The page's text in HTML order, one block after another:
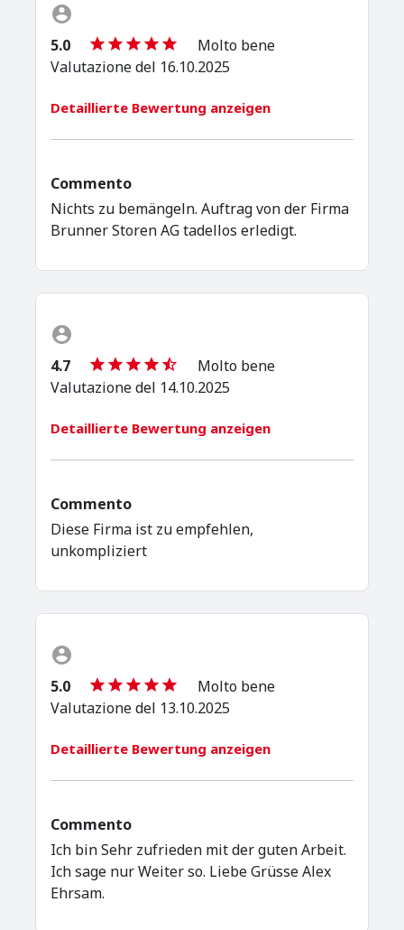
5.0
Molto bene
Valutazione del 16.10.2025
Detaillierte Bewertung anzeigen
Commento
Nichts zu bemängeln. Auftrag von der Firma
Brunner Storen AG tadellos erledigt.
4.7
Molto bene
Valutazione del 14.10.2025
Detaillierte Bewertung anzeigen
Commento
Diese Firma ist zu empfehlen,
unkompliziert
5.0
Molto bene
Valutazione del 13.10.2025
Detaillierte Bewertung anzeigen
Commento
Ich bin Sehr zufrieden mit der guten Arbeit.
Ich sage nur Weiter so. Liebe Grüsse Alex
Ehrsam.